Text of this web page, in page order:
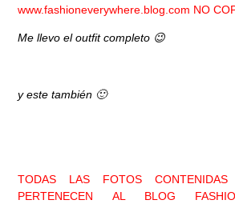
www.fashioneverywhere.blog.com NO
Me llevo el outfit completo 😉
y este también 🙂
TODAS LAS FOTOS
PERTENECEN AL BLOG